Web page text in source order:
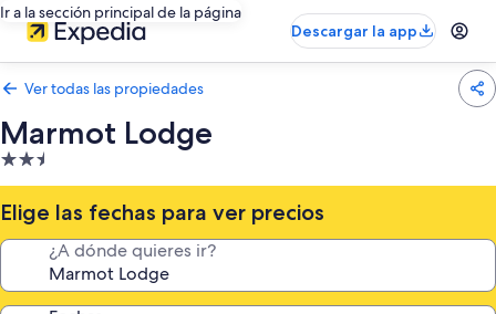
Ir a la sección principal de la página
Descargar la app
Ver todas las propiedades
Marmot Lodge
Propiedad
de
2.5
estrellas
Elige las fechas para ver precios
¿A dónde quieres ir?